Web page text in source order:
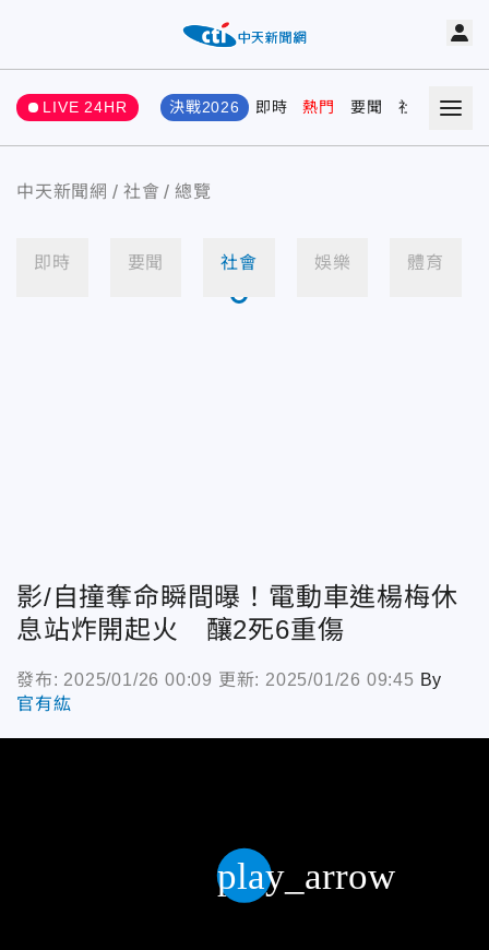
LIVE 24HR 決戰2026 即時 熱門 要聞 社會 娛樂
中天新聞網 社會 總覽
即時 要聞 社會 娛樂 體育
影/自撞奪命瞬間曝！電動車進楊梅休
息站炸開起火 釀2死6重傷
發布: 2025/01/26 00:09 更新: 2025/01/26 09:45 By
官有紘
play_arrow